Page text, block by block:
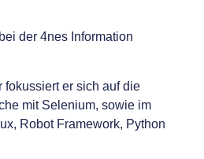
der 4nes Information
er sich auf die
mit Selenium, sowie im
Robot Framework, Python